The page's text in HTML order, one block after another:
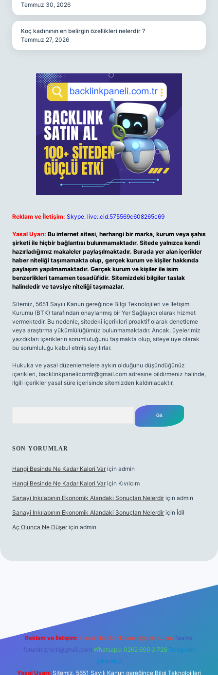
Temmuz 30, 2026
Koç kadınının en belirgin özellikleri nelerdir ?
Temmuz 27, 2026
Reklam ve İletişim: Skype: live:.cid.575569c608265c69
Yasal Uyarı: Bu internet sitesi, herhangi bir marka, kurum veya şahıs
şirketi ile hiçbir bağlantısı bulunmamaktadır. Sitede yalnızca kendi
hazırladığımız makaleler paylaşılmaktadır. Burada yer alan içerikler
haber niteliği taşımamakta olup, gerçek kurum ve kişiler hakkında
paylaşım yapılmamaktadır. Gerçek kurum ve kişiler ile isim
benzerlikleri tamamen tesadüfidir. Sitemizdeki bilgiler taslak
halindedir ve tavsiye niteliği taşımazlar.
Sitemiz, 5651 Sayılı Kanun gereğince Bilgi Teknolojileri ve İletişim
Kurumu (BTK) tarafından onaylanmış bir Yer Sağlayıcı olarak hizmet
vermektedir. Bu nedenle, sitedeki içerikleri proaktif olarak denetleme
veya araştırma yükümlülüğümüz bulunmamaktadır. Ancak, üyelerimiz
yazdıkları içeriklerin sorumluluğunu taşımakta olup, siteye üye olarak
bu sorumluluğu kabul etmiş sayılırlar.
Hukuka ve yasal düzenlemelere aykırı olduğunu düşündüğünüz
içerikleri, backlinkpanelicomtr@gmail.com adresine bildirmeniz halinde,
ilgili içerikler yasal süre içerisinde sitemizden kaldırılacaktır.
SON YORUMLAR
Hangi Besinde Ne Kadar Kalori Var için admin
Hangi Besinde Ne Kadar Kalori Var için Kıvılcım
Sanayi Inkılabının Ekonomik Alandaki Sonuçları Nelerdir için admin
Sanayi Inkılabının Ekonomik Alandaki Sonuçları Nelerdir için İdil
Aç Olunca Ne Düşer için admin
Reklam ve İletişim: E-mail: backlinkpaneli@gmail.com Teams:
forumhizmeti@gmail.com Whatsapp: 0262 606 0 726 Telegram:
@karabul
Yasal Uyarı: Sitemiz, 5651 Sayılı Kanun gereğince Bilgi Teknolojileri